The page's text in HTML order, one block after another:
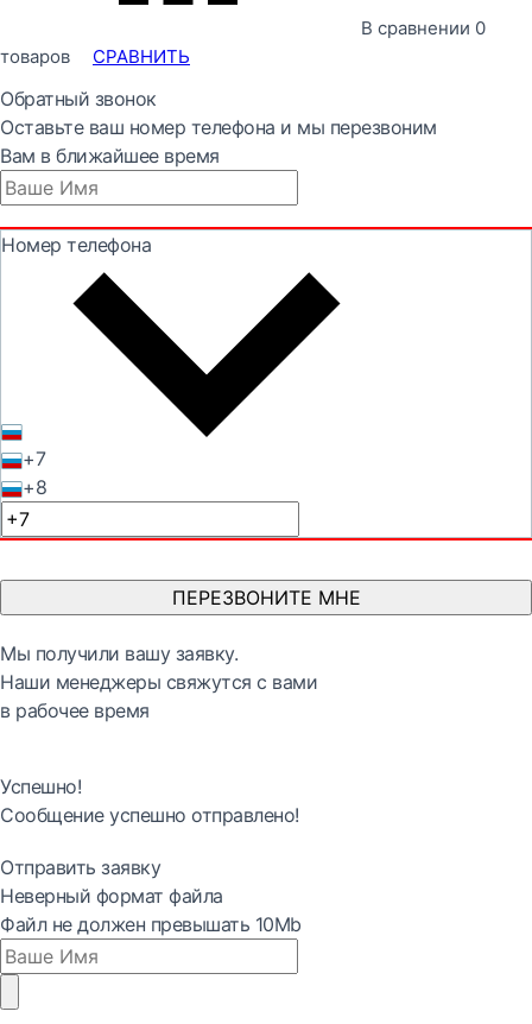
В сравнении 0
товаров
СРАВНИТЬ
Обратный звонок
Оставьте ваш номер телефона и мы перезвоним
Вам в ближайшее время
Номер телефона
+7
+8
ПЕРЕЗВОНИТЕ МНЕ
Мы получили вашу заявку.
Наши менеджеры свяжутся с вами
в рабочее время
Успешно!
Сообщение успешно отправлено!
Отправить заявку
Неверный формат файла
Файл не должен превышать 10Mb